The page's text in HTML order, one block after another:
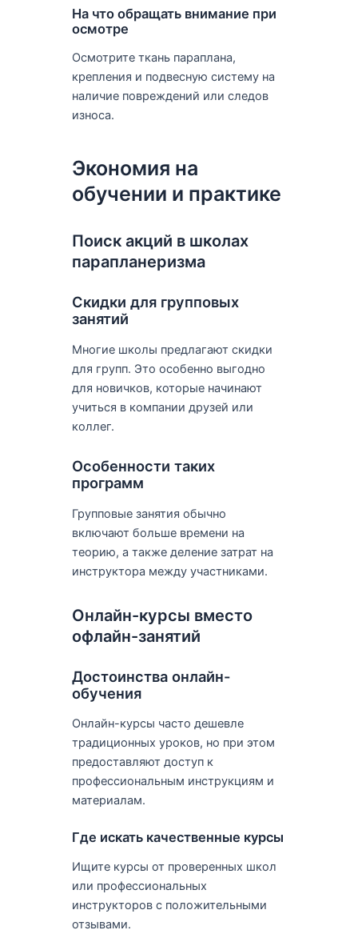
На что обращать внимание при
осмотре
Осмотрите ткань параплана,
крепления и подвесную систему на
наличие повреждений или следов
износа.
Экономия на
обучении и практике
Поиск акций в школах
парапланеризма
Скидки для групповых
занятий
Многие школы предлагают скидки
для групп. Это особенно выгодно
для новичков, которые начинают
учиться в компании друзей или
коллег.
Особенности таких
программ
Групповые занятия обычно
включают больше времени на
теорию, а также деление затрат на
инструктора между участниками.
Онлайн-курсы вместо
офлайн-занятий
Достоинства онлайн-
обучения
Онлайн-курсы часто дешевле
традиционных уроков, но при этом
предоставляют доступ к
профессиональным инструкциям и
материалам.
Где искать качественные курсы
Ищите курсы от проверенных школ
или профессиональных
инструкторов с положительными
отзывами.